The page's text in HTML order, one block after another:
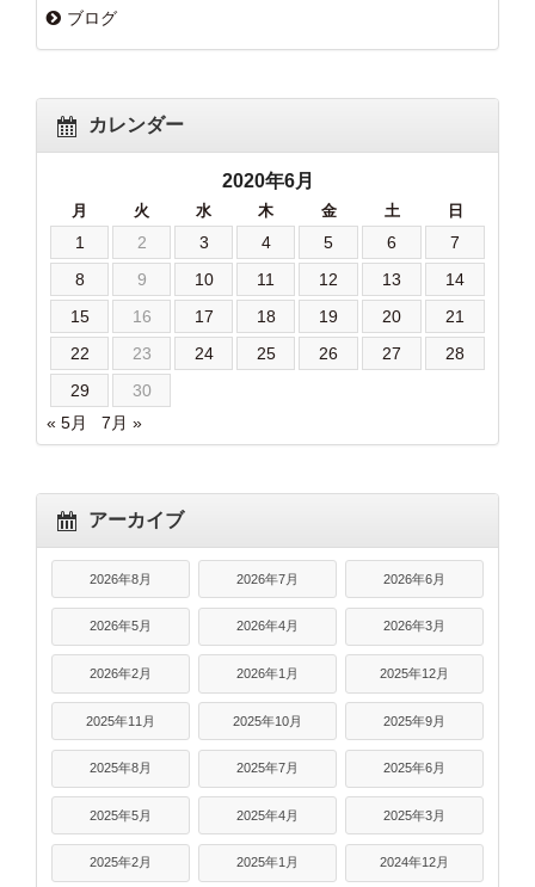
ブログ
カレンダー
2020年6月
月 火 水 木 金 土 日
1 2 3 4 5 6
7
8
9 10 11 12 13
14
15
16 17 18 19 20
21
22
23 24 25 26 27
28
29
30
« 5月
7月 »
アーカイブ
2026年8月 2026年7月 2026年6月
2026年5月 2026年4月 2026年3月
2026年2月 2026年1月 2025年12月
2025年11月 2025年10月 2025年9月
2025年8月 2025年7月 2025年6月
2025年5月 2025年4月 2025年3月
2025年2月 2025年1月 2024年12月